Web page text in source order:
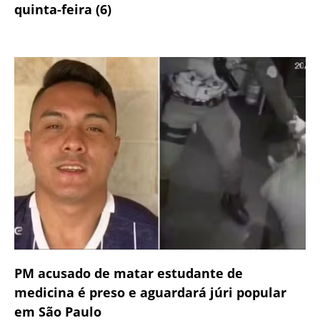
quinta-feira (6)
PM acusado de matar estudante de
medicina é preso e aguardará júri popular
em São Paulo